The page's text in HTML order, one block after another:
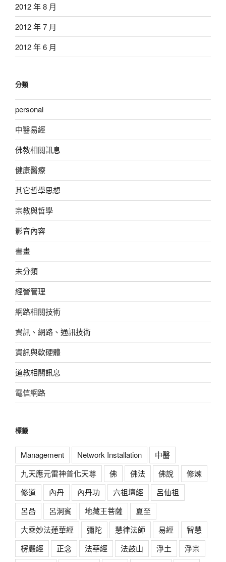
2012 年 8 月
2012 年 7 月
2012 年 6 月
分類
personal
中醫易經
佛教相關訊息
健康醫療
其它哲學思想
宗教與哲學
影音內容
書畫
未分類
經營管理
網路相關技術
資訊、網路、通訊技術
資訊與軟硬體
道教相關訊息
電信網路
標籤
Management Network Installation
中醫
九天應元雷神普化天尊
佛 佛法 佛說
修煉
修道
內丹 內丹功 六祖壇經
呂仙祖
呂喦
呂洞賓 地藏王菩薩
夏至
大乘妙法蓮華經
彌陀 慧律法師 易經
智慧
楞嚴經
正念 法華經 法鼓山 淨土
淨宗